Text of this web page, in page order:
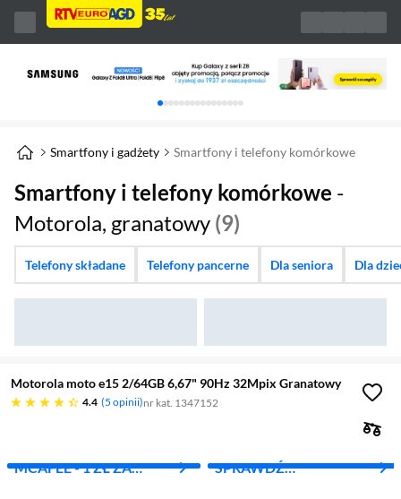
Karuzela z banerami, aktualny element 1 z
Smartfony i gadżety Smartfony i telefony komórkowe
Smartfony i telefony komórkowe -
Motorola, granatowy (9)
Telefony składane Telefony pancerne Dla seniora Dla
Motorola moto e15 2/64GB 6,67" 90Hz 32Mpix Granatowy
4.4
4.4 gwiazdek 5 opinii nr kat. 1347152
MCAFEE - 1 ZŁ ZA
SPRAWDŹ